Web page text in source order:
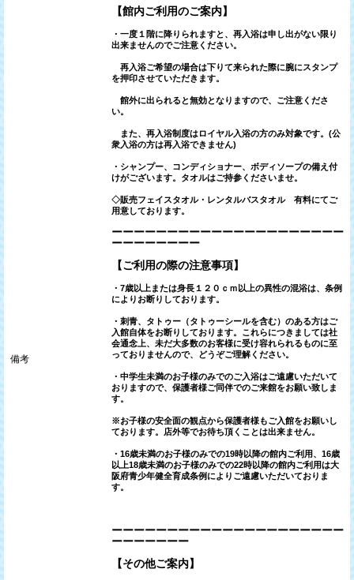
備考
【館内ご利用のご案内】
・一度１階に降りられますと、再入浴は申し出がない限り
出来ませんのでご注意ください。
再入浴ご希望の場合は下りて来られた際に腕にスタンプ
を押印させていただきます。
館外に出られると無効となりますので、ご注意くださ
い。
また、再入浴制度はロイヤル入浴の方のみ対象です。(公
衆入浴の方は再入浴できません)
・シャンプー、コンディショナー、ボディソープの備え付
けがございます。 タオルはご持参くださいませ。
◇販売フェイスタオル・レンタルバスタオル 有料にてご
用意しております。
ーーーーーーーーーーーーーーーーーーーーー
ーーーーーーーー
【ご利用の際の注意事項】
・7歳以上または身長１２０ｃｍ以上の異性の混浴は、 条例
によりお断りしております。
・刺青、タトゥー（タトゥーシールを含む）のある方はご
入館自体をお断りしております。 これらにつきましては社
会通念上、未だ大多数のお客様に受け容れられるものに至
っておりませんので、どうぞご理解ください。
・中学生未満のお子様のみでのご入浴はご遠慮いただいて
おりますので、 保護者様ご同伴でのご来館をお願い致しま
す。
※お子様の安全面の観点から保護者様もご入館をお願いし
ております。店外等でお待ち頂くことは出来ません。
・16歳未満のお子様のみでの19時以降の館内ご利用、 16歳
以上18歳未満のお子様のみでの22時以降の館内ご利用は大
阪府青少年健全育成条例によりご遠慮いただいておりま
す。
ーーーーーーーーーーーーーーーーーーーーー
ーーーーーーー
【その他ご案内】